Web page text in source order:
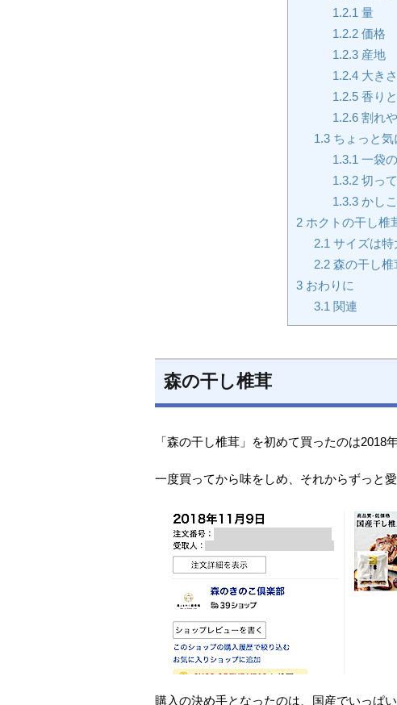
1.2.1 量
1.2.2価格
1.2.3産地
1.2.4大きさ
1.2.5香り
1.2.6割れ
1.3 ちょっと気
1.3.1 一袋
1.3.2切っ
1.3.3かし
2ホクトの干し椎
2.1 サイズは特
2.2 森の干し椎
3おわりに
3.1 関連
森の干し椎茸
「森の干し椎茸」を初めて買ったのは2018年
一度買ってから味をしめ、それからずっと愛
購入の決め手となったのは、国産でいっぱ